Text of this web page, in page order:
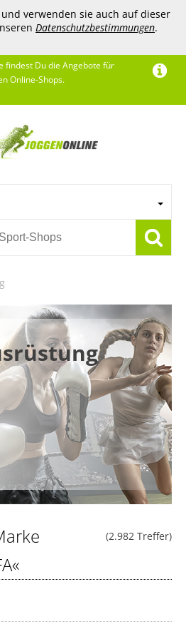
verwenden sie auch auf dieser
Datenschutzbestimmungen.
findest Du die Angebote für
Online-Shops.
(2.982 Treffer)